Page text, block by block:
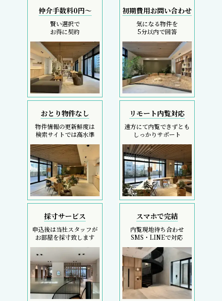
仲介手数料0円～
賢い選択で
お得に契約
初期費用お問い合わせ
気になる物件を
5分以内で回答
おとり物件なし
物件情報の更新鮮度は
検索サイトでは高水準
リモート内覧対応
遠方にて内覧できずとも
しっかりサポート
採寸サービス
申込後は当社スタッフが
お部屋を採寸致します
スマホで完結
内覧現地待ち合わせ
SMS・LINEで対応